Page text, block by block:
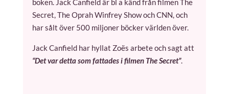
boken. Jack Canfield är bl a känd från filmen The
Secret, The Oprah Winfrey Show och CNN, och
har sålt över 500 miljoner böcker världen över.
Jack Canfield har hyllat Zoës arbete och sagt att
“Det var detta som fattades i filmen The Secret”.